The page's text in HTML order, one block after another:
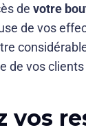
de votre
de vos
de vos
vos